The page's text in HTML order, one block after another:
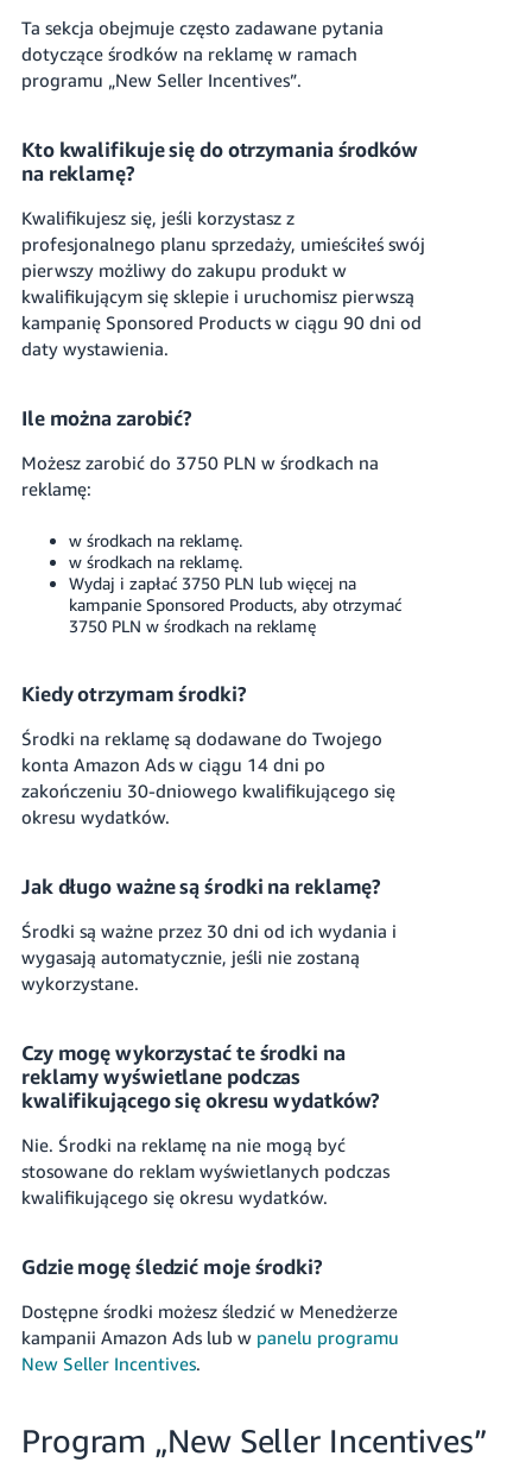
Ta sekcja obejmuje często zadawane pytania
dotyczące środków na reklamę w ramach
programu „New Seller Incentives”.
Kto kwalifikuje się do otrzymania środków
na reklamę?
Kwalifikujesz się, jeśli korzystasz z
profesjonalnego planu sprzedaży, umieściłeś swój
pierwszy możliwy do zakupu produkt w
kwalifikującym się sklepie i uruchomisz pierwszą
kampanię Sponsored Products w ciągu 90 dni od
daty wystawienia.
Ile można zarobić?
Możesz zarobić do 3750 PLN w środkach na
reklamę:
w środkach na reklamę.
w środkach na reklamę.
Wydaj i zapłać 3750 PLN lub więcej na
kampanie Sponsored Products, aby otrzymać
3750 PLN w środkach na reklamę
Kiedy otrzymam środki?
Środki na reklamę są dodawane do Twojego
konta Amazon Ads w ciągu 14 dni po
zakończeniu 30-dniowego kwalifikującego się
okresu wydatków.
Jak długo ważne są środki na reklamę?
Środki są ważne przez 30 dni od ich wydania i
wygasają automatycznie, jeśli nie zostaną
wykorzystane.
Czy mogę wykorzystać te środki na
reklamy wyświetlane podczas
kwalifikującego się okresu wydatków?
Nie. Środki na reklamę na nie mogą być
stosowane do reklam wyświetlanych podczas
kwalifikującego się okresu wydatków.
Gdzie mogę śledzić moje środki?
Dostępne środki możesz śledzić w Menedżerze
kampanii Amazon Ads lub w panelu programu
New Seller Incentives.
Program „New Seller Incentives”